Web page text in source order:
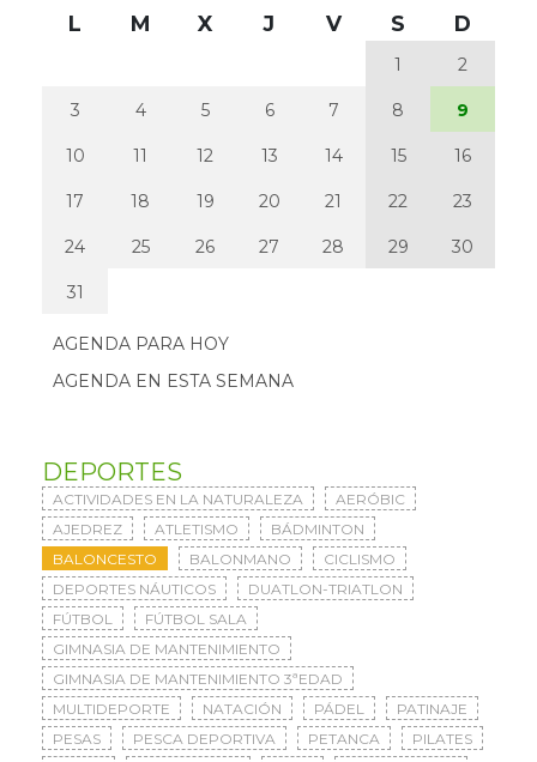
L M X J V S D
1 2
3 4 5 6 7 8 9
10 11 12 13 14 15 16
17 18 19 20 21 22 23
24 25 26 27 28 29 30
31
AGENDA PARA HOY
AGENDA EN ESTA SEMANA
DEPORTES
ACTIVIDADES EN LA NATURALEZA
AERÓBIC
AJEDREZ
ATLETISMO
BÁDMINTON
BALONCESTO
BALONMANO
CICLISMO
DEPORTES NÁUTICOS
DUATLON-TRIATLON
FÚTBOL
FÚTBOL SALA
GIMNASIA DE MANTENIMIENTO
GIMNASIA DE MANTENIMIENTO 3ªEDAD
MULTIDEPORTE
NATACIÓN PÁDEL
PATINAJE
PESAS
PESCA DEPORTIVA PETANCA
PILATES